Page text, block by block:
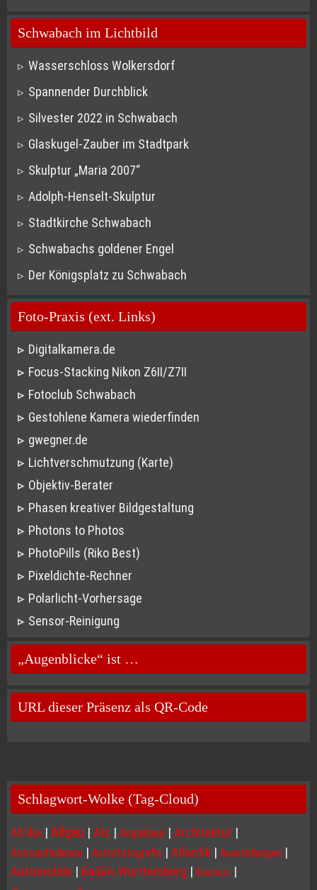
Schwabach im Lichtbild
Wasserschloss Wolkersdorf
Spannender Durchblick
Silvester 2022 in Schwabach
Glaskugel-Zauber im Stadtpark
Skulptur „Maria 2007“
Adolph-Henselt-Skulptur
Stadtkirche Schwabach
Schwabachs goldener Engel
Der Königsplatz zu Schwabach
Foto-Praxis (ext. Links)
Digitalkamera.de
Focus-Stacking Nikon Z6II/Z7II
Fotoclub Schwabach
Gestohlene Kamera wiederfinden
gwegner.de
Lichtverschmutzung (Karte)
Objektiv-Berater
Phasen kreativer Bildgestaltung
Photons to Photos
PhotoPills (Riko Best)
Pixeldichte-Rechner
Polarlicht-Vorhersage
Sensor-Reinigung
„Augenblicke“ ist …
URL dieser Präsenz als QR-Code
Schlagwort-Wolke (Tag-Cloud)
Afrika | Allgäu | Als | Amphibien | Architektur |
Astroaufnahmen | Astrofotografie | Atlantik | Ausstellungen |
Automobile | Baden-Württemberg | Bauhaus |